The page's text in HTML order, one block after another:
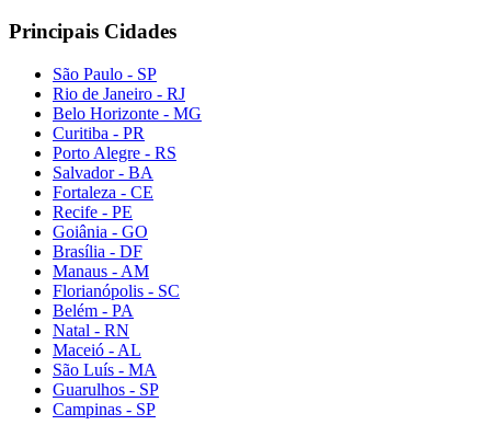
Principais Cidades
São Paulo - SP
Rio de Janeiro - RJ
Belo Horizonte - MG
Curitiba - PR
Porto Alegre - RS
Salvador - BA
Fortaleza - CE
Recife - PE
Goiânia - GO
Brasília - DF
Manaus - AM
Florianópolis - SC
Belém - PA
Natal - RN
Maceió - AL
São Luís - MA
Guarulhos - SP
Campinas - SP